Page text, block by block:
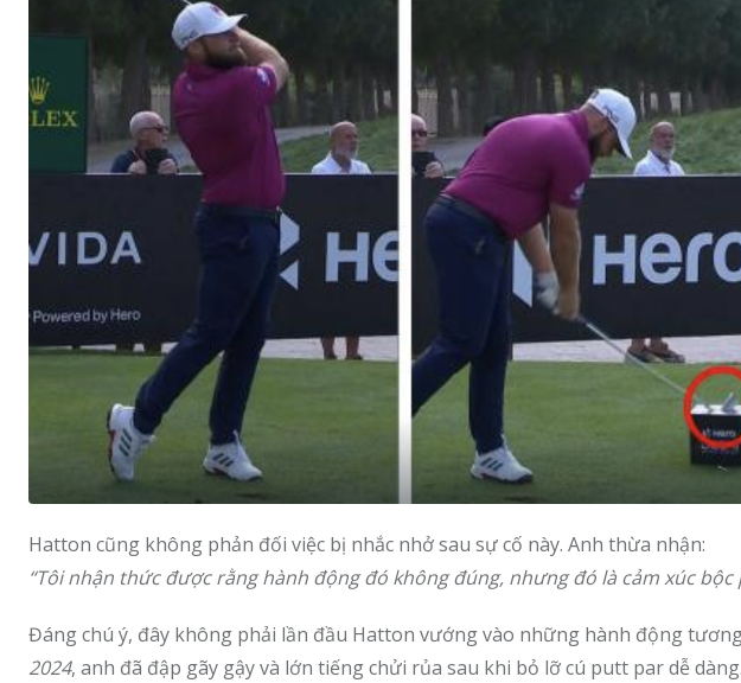
Hatton cũng không phản đối việc bị nhắc nhở sau sự cố này. Anh thừa nhận:
“Tôi nhận thức được rằng hành động đó không đúng, nhưng đó là cảm xúc
Đáng chú ý, đây không phải lần đầu Hatton vướng vào những hành động
2024, anh đã đập gãy gậy và lớn tiếng chửi rủa sau khi bỏ lỡ cú putt par dễ